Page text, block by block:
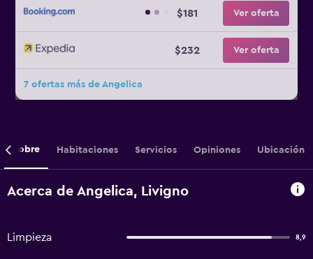
$181 Ver oferta
$232 Ver oferta
7 ofertas más de Angelica
Sobre Habitaciones Servicios Opiniones Ubicación
Acerca de Angelica, Livigno
Limpieza 8,9